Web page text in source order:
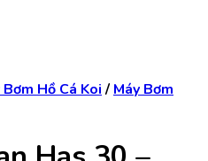
Bơm Hồ Cá Koi / Máy Bơm